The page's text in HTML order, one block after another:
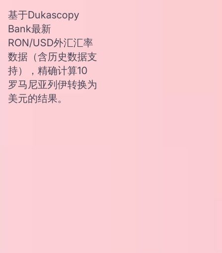
基于Dukascopy
Bank最新
RON/USD外汇汇率
数据（含历史数据支
持），精确计算10
罗马尼亚列伊转换为
美元的结果。